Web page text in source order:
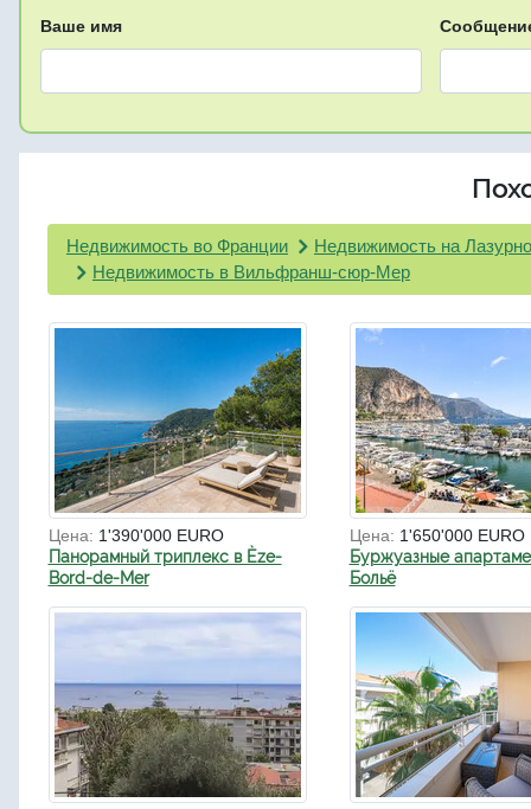
Ваше имя
Недвижимость во Франции
Недвижимость на
Недвижимость в Вильфранш-сюр-Мер
Цена: 1'390'000 EURO
Панорамный триплекс в Èze-
Bord-de-Mer
Цена: 1'650'000 EURO
Буржуазные
Больё